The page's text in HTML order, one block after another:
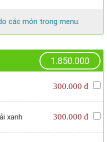
các món trong menu.
1.850.000
300.000 đ
xanh 300.000 đ